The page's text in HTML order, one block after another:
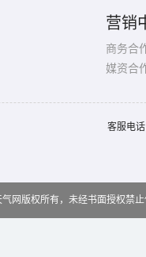
营销
商务合
媒资合
客服电
气网版权所有，未经书面授权